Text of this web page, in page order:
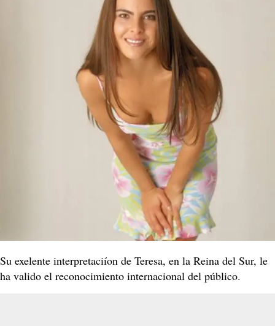
Su exelente interpretaciíon de Teresa, en la Reina del Sur, le
ha valido el reconocimiento internacional del público.